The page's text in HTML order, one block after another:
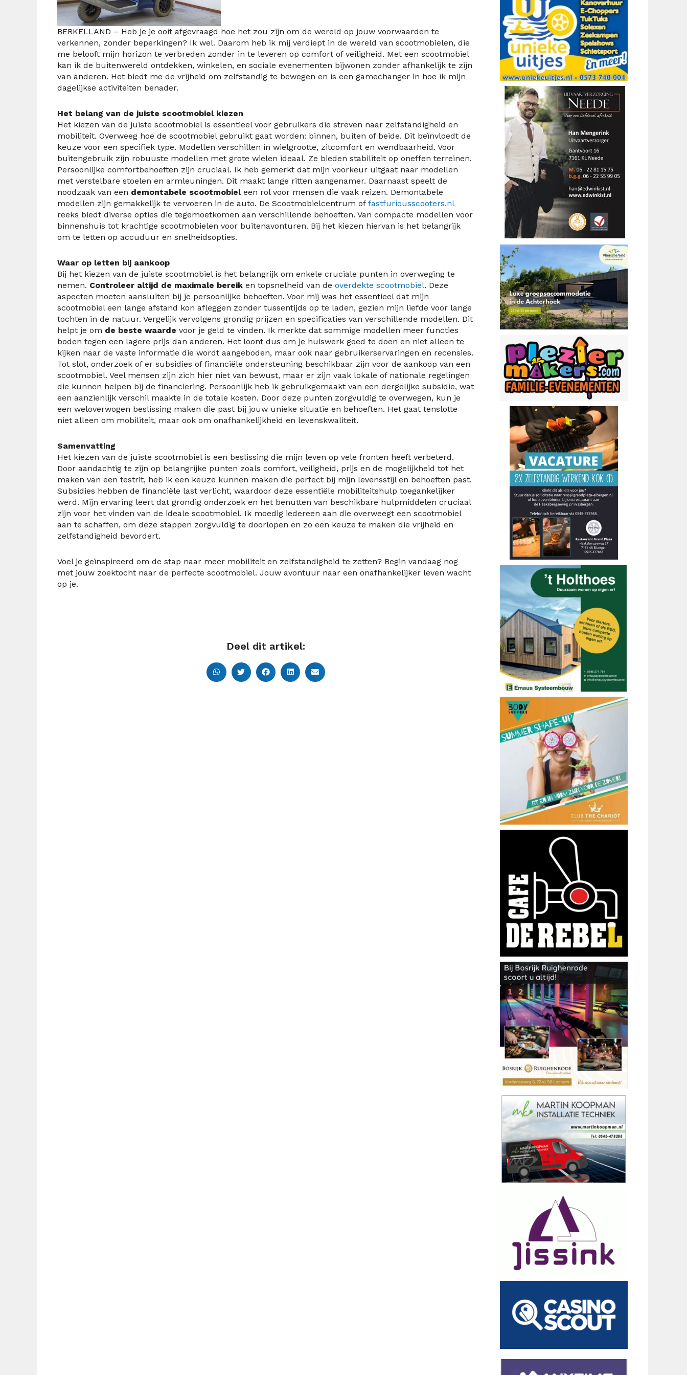
BERKELLAND – Heb je je ooit afgevraagd hoe het zou zijn om de wereld op jouw voorwaarden te
verkennen, zonder beperkingen? Ik wel. Daarom heb ik mij verdiept in de wereld van scootmobielen, die
me belooft mijn horizon te verbreden zonder in te leveren op comfort of veiligheid. Met een scootmobiel
kan ik de buitenwereld ontdekken, winkelen, en sociale evenementen bijwonen zonder afhankelijk te zijn
van anderen. Het biedt me de vrijheid om zelfstandig te bewegen en is een gamechanger in hoe ik mijn
dagelijkse activiteiten benader.
Het belang van de juiste scootmobiel kiezen
Het kiezen van de juiste scootmobiel is essentieel voor gebruikers die streven naar zelfstandigheid en
mobiliteit. Overweeg hoe de scootmobiel gebruikt gaat worden: binnen, buiten of beide. Dit beïnvloedt de
keuze voor een specifiek type. Modellen verschillen in wielgrootte, zitcomfort en wendbaarheid. Voor
buitengebruik zijn robuuste modellen met grote wielen ideaal. Ze bieden stabiliteit op oneffen terreinen.
Persoonlijke comfortbehoeften zijn cruciaal. Ik heb gemerkt dat mijn voorkeur uitgaat naar modellen
met verstelbare stoelen en armleuningen. Dit maakt lange ritten aangenamer. Daarnaast speelt de
noodzaak van een demontabele scootmobieleen rol voor mensen die vaak reizen. Demontabele
modellen zijn gemakkelijk te vervoeren in de auto. De Scootmobielcentrum of fastfuriousscooters.nl
reeks biedt diverse opties die tegemoetkomen aan verschillende behoeften. Van compacte modellen voor
binnenshuis tot krachtige scootmobielen voor buitenavonturen. Bij het kiezen hiervan is het belangrijk
om te letten op accuduur en snelheidsopties.
Waar op letten bij aankoop
Bij het kiezen van de juiste scootmobiel is het belangrijk om enkele cruciale punten in overweging te
nemen. Controleer altijd de maximale bereik en topsnelheid van de overdekte scootmobiel. Deze
aspecten moeten aansluiten bij je persoonlijke behoeften. Voor mij was het essentieel dat mijn
scootmobiel een lange afstand kon afleggen zonder tussentijds op te laden, gezien mijn liefde voor lange
tochten in de natuur. Vergelijk vervolgens grondig prijzen en specificaties van verschillende modellen. Dit
helpt je om de beste waarde voor je geld te vinden. Ik merkte dat sommige modellen meer functies
boden tegen een lagere prijs dan anderen. Het loont dus om je huiswerk goed te doen en niet alleen te
kijken naar de vaste informatie die wordt aangeboden, maar ook naar gebruikerservaringen en recensies.
Tot slot, onderzoek of er subsidies of financiële ondersteuning beschikbaar zijn voor de aankoop van een
scootmobiel. Veel mensen zijn zich hier niet van bewust, maar er zijn vaak lokale of nationale regelingen
die kunnen helpen bij de financiering. Persoonlijk heb ik gebruikgemaakt van een dergelijke subsidie, wat
een aanzienlijk verschil maakte in de totale kosten. Door deze punten zorgvuldig te overwegen, kun je
een weloverwogen beslissing maken die past bij jouw unieke situatie en behoeften. Het gaat tenslotte
niet alleen om mobiliteit, maar ook om onafhankelijkheid en levenskwaliteit.
Samenvatting
Het kiezen van de juiste scootmobiel is een beslissing die mijn leven op vele fronten heeft verbeterd.
Door aandachtig te zijn op belangrijke punten zoals comfort, veiligheid, prijs en de mogelijkheid tot het
maken van een testrit, heb ik een keuze kunnen maken die perfect bij mijn levensstijl en behoeften past.
Subsidies hebben de financiële last verlicht, waardoor deze essentiële mobiliteitshulp toegankelijker
werd. Mijn ervaring leert dat grondig onderzoek en het benutten van beschikbare hulpmiddelen cruciaal
zijn voor het vinden van de ideale scootmobiel. Ik moedig iedereen aan die overweegt een scootmobiel
aan te schaffen, om deze stappen zorgvuldig te doorlopen en zo een keuze te maken die vrijheid en
zelfstandigheid bevordert.
Voel je geïnspireerd om de stap naar meer mobiliteit en zelfstandigheid te zetten? Begin vandaag nog
met jouw zoektocht naar de perfecte scootmobiel. Jouw avontuur naar een onafhankelijker leven wacht
op je.
Deel dit artikel: